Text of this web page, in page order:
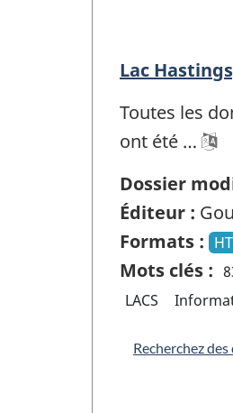
Lac
Toutes les
ont été …
Dossier
Éditeur :
Formats :
Mots clés :
LACS
Recherchez